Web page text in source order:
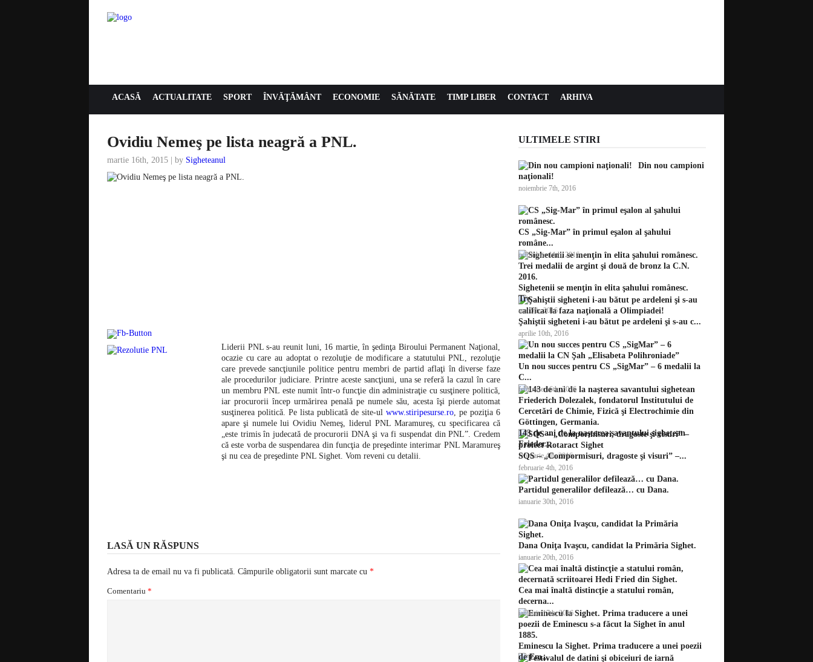
ACASĂ ACTUALITATE SPORT ÎNVĂŢĂMÂNT ECONOMIE SĂNĂTATE TIMP LIBER CONTACT ARHIVA
Ovidiu Nemeş pe lista neagră a PNL.
martie 16th, 2015 | by Sigheteanul
Liderii PNL s-au reunit luni, 16 martie, în şedinţa Biroului Permanent Naţional,
ocazie cu care au adoptat o rezoluţie de modificare a statutului PNL, rezoluţie
care prevede sancţiunile politice pentru membri de partid aflaţi în diverse faze
ale procedurilor judiciare. Printre aceste sancţiuni, una se referă la cazul în care
un membru PNL este numit într-o funcţie din administraţie cu susţinere politică,
iar procurorii încep urmărirea penală pe numele său, acesta îşi pierde automat
susţinerea politică. Pe lista publicată de site-ul www.stiripesurse.ro, pe poziţia 6
apare şi numele lui Ovidiu Nemeş, liderul PNL Maramureş, cu specificarea că
„este trimis în judecată de procurorii DNA şi va fi suspendat din PNL”. Credem
că este vorba de suspendarea din funcţia de preşedinte interimar PNL Maramureş
şi nu cea de preşedinte PNL Sighet. Vom reveni cu detalii.
LASĂ UN RĂSPUNS
Adresa ta de email nu va fi publicată. Câmpurile obligatorii sunt marcate cu *
Comentariu *
ULTIMELE STIRI
Din nou campioni
naţionali!
noiembrie 7th, 2016
CS „Sig-Mar” în primul eşalon al şahului
române...
octombrie 11th, 2016
Sighetenii se menţin în elita şahului românesc.
Tre...
mai 5th, 2016
Şahiştii sigheteni i-au bătut pe ardeleni şi s-au c...
aprilie 10th, 2016
Un nou succes pentru CS „SigMar” – 6 medalii la
C...
februarie 16th, 2016
143 de ani de la naşterea savantului sighetean
Frieder...
februarie 4th, 2016
SQS – „Compormisuri, dragoste şi visuri” –...
februarie 4th, 2016
Partidul generalilor defilează… cu Dana.
ianuarie 30th, 2016
Dana Oniţa Ivaşcu, candidat la Primăria Sighet.
ianuarie 20th, 2016
Cea mai înaltă distincţie a statului român,
decerna...
ianuarie 17th, 2016
Eminescu la Sighet. Prima traducere a unei poezii
de Em...